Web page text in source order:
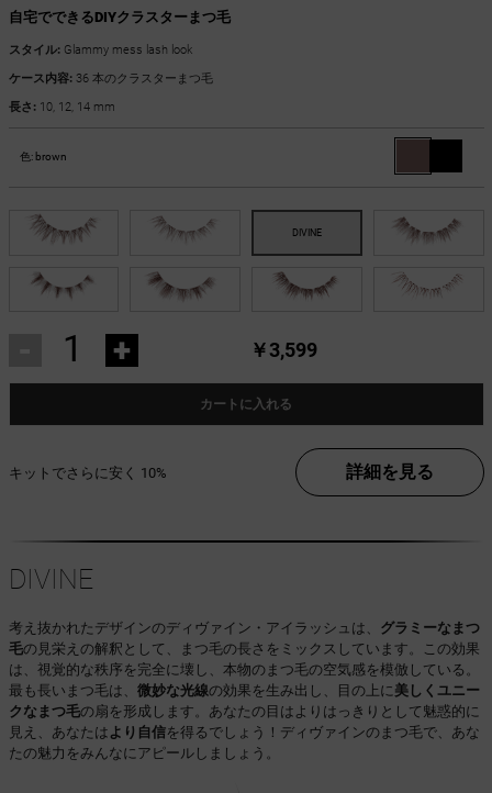
自宅でできるDIYクラスターまつ毛
スタイル: Glammy mess lash look
ケース内容: 36 本のクラスターまつ毛
長さ: 10, 12, 14 mm
色: brown
+ ￥3,599
カートに入れる
キットでさらに安く 10% 詳細を見る
DIVINE
考え抜かれたデザインのディヴァイン・アイラッシュは、 グラミーなまつ
毛の見栄えの解釈として、まつ毛の長さをミックスしています。この効果
は、視覚的な秩序を完全に壊し、本物のまつ毛の空気感を模倣している。
最も長いまつ毛は、 微妙な光線の効果を生み出し、目の上に美しくユニー
クなまつ毛の扇を形成します。あなたの目はよりはっきりとして魅惑的に
見え、あなたは より自信を得るでしょう！ディヴァインのまつ毛で、あな
たの魅力をみんなにアピールしましょう。